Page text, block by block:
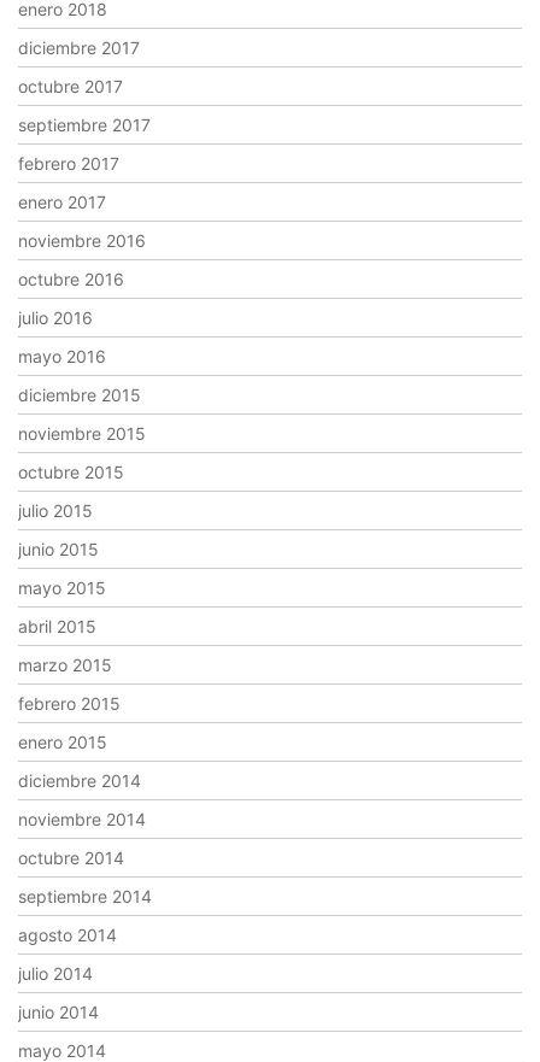
enero 2018
diciembre 2017
octubre 2017
septiembre 2017
febrero 2017
enero 2017
noviembre 2016
octubre 2016
julio 2016
mayo 2016
diciembre 2015
noviembre 2015
octubre 2015
julio 2015
junio 2015
mayo 2015
abril 2015
marzo 2015
febrero 2015
enero 2015
diciembre 2014
noviembre 2014
octubre 2014
septiembre 2014
agosto 2014
julio 2014
junio 2014
mayo 2014